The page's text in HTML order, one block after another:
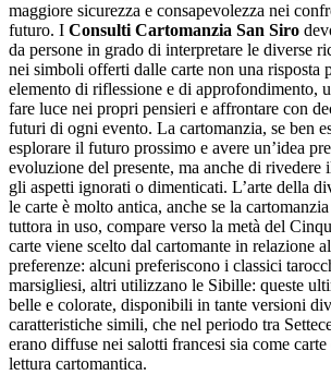
maggiore sicurezza e consapevolezza nei
futuro. I Consulti Cartomanzia San Siro
da persone in grado di interpretare le diverse
nei simboli offerti dalle carte non una risposta
elemento di riflessione e di approfondimento,
fare luce nei propri pensieri e affrontare con
futuri di ogni evento. La cartomanzia, se ben
esplorare il futuro prossimo e avere un’idea
evoluzione del presente, ma anche di rivedere
gli aspetti ignorati o dimenticati. L’arte della
le carte è molto antica, anche se la
tuttora in uso, compare verso la metà del
carte viene scelto dal cartomante in relazione
preferenze: alcuni preferiscono i classici
marsigliesi, altri utilizzano le Sibille: queste
belle e colorate, disponibili in tante versioni
caratteristiche simili, che nel periodo tra
erano diffuse nei salotti francesi sia come
lettura cartomantica.